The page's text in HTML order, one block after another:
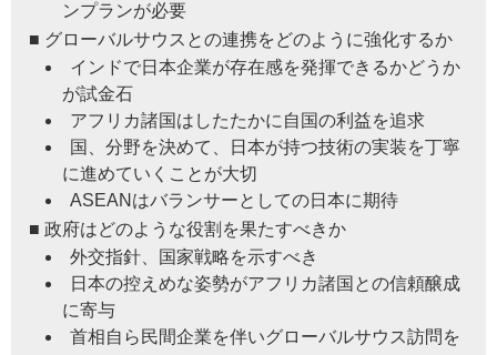
ンプランが必要
■ グローバルサウスとの連携をどのように強化するか
インドで日本企業が存在感を発揮できるかどうか
が試金石
アフリカ諸国はしたたかに自国の利益を追求
国、分野を決めて、日本が持つ技術の実装を丁寧
に進めていくことが大切
ASEANはバランサーとしての日本に期待
■ 政府はどのような役割を果たすべきか
外交指針、国家戦略を示すべき
日本の控えめな姿勢がアフリカ諸国との信頼醸成
に寄与
首相自ら民間企業を伴いグローバルサウス訪問を